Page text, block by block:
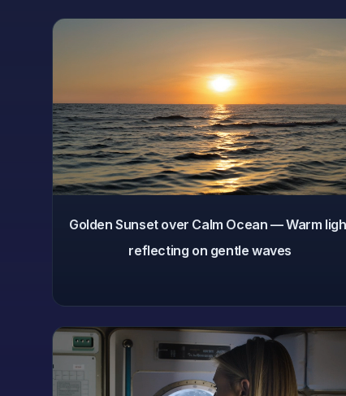
Golden Sunset over Calm Ocean — Warm
reflecting on gentle waves